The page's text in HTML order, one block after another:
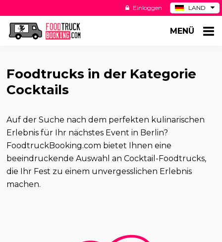
LAND
ES
Einloggen
MENÜ
Foodtrucks in der Kategorie
Cocktails
Auf der Suche nach dem perfekten kulinarischen
Erlebnis für Ihr nächstes Event in Berlin?
FoodtruckBooking.com bietet Ihnen eine
beeindruckende Auswahl an Cocktail-Foodtrucks,
die Ihr Fest zu einem unvergesslichen Erlebnis
machen.